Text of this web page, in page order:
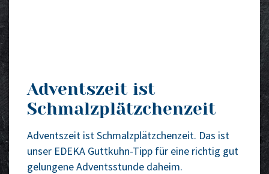
Adventszeit ist
Schmalzplätzchenzeit
Advents­zeit ist Schmalz­plätz­chen­zeit. Das ist
unser EDEKA Gut­t­­kuhn-Tipp für eine rich­tig gut
gelun­ge­ne Advents­stun­de daheim.